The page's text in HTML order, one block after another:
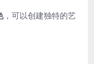
，可以创建独特的艺